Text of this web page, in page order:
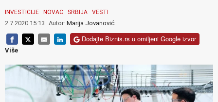
INVESTICIJE NOVAC SRBIJA VESTI
2.7.2020 15:13 Autor: Marija Jovanović
Dodajte Biznis.rs u omiljeni Google izvor
Više